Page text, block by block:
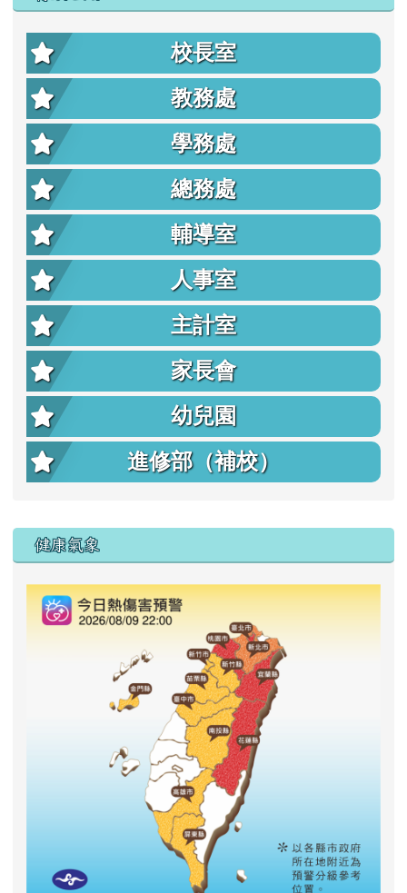
校長室
教務處
學務處
總務處
輔導室
人事室
主計室
家長會
幼兒園
進修部（補校）
右邊區域內容
健康氣象